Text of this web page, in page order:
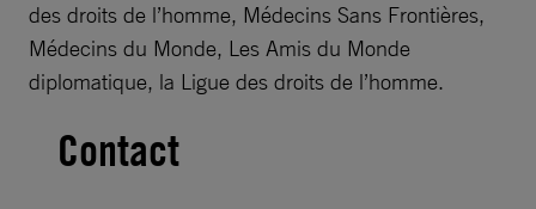
des droits de l’homme, Médecins Sans Frontières,
Médecins du Monde, Les Amis du Monde
diplomatique, la Ligue des droits de l’homme.
Contact